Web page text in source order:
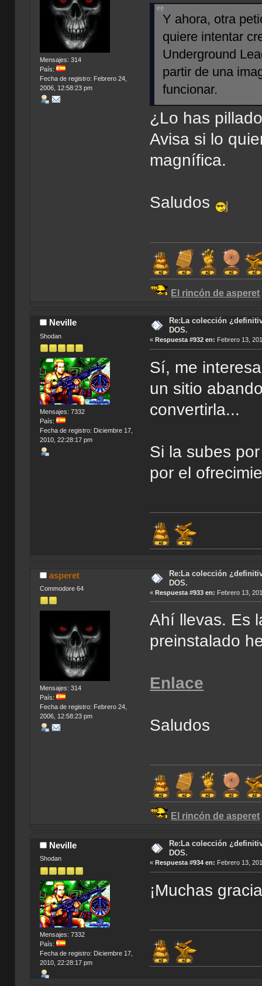
Mensajes: 314
País:
Fecha de registro: Febrero 24,
2006, 12:58:23 pm
Y ahora, otra
quiere intentar
Underground
partir de una
funcionar.
¿Lo has
Avisa si lo
magnífica.
Saludos
El rincón de asperet
Neville
Shodan
Mensajes: 7332
País:
Fecha de registro: Diciembre 17,
2010, 22:28:17 pm
Re:La colección
DOS.
« Respuesta #932 en: Febrero 13,
Sí, me
un sitio
convertirla...
Si la subes
por el
asperet
Commodore 64
Mensajes: 314
País:
Fecha de registro: Febrero 24,
2006, 12:58:23 pm
Re:La colección
DOS.
«Respuesta #933 en: Febrero 13,
Ahí llevas. Es
preinstalado
Enlace
Saludos
El rincón de asperet
Neville
Shodan
Mensajes: 7332
País:
Fecha de registro: Diciembre 17,
2010, 22:28:17 pm
Re:La colección
DOS.
«Respuesta #934 en: Febrero 13,
¡Muchas